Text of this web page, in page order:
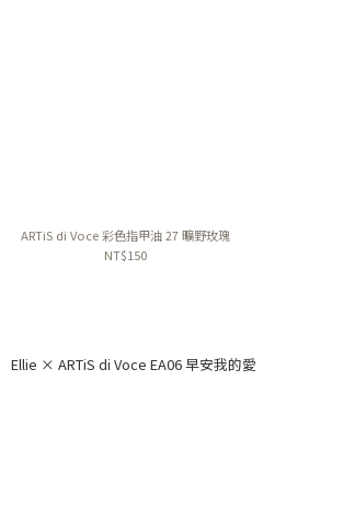
ARTiS di Voce 彩色指甲油 27 曠野玫瑰
NT$150